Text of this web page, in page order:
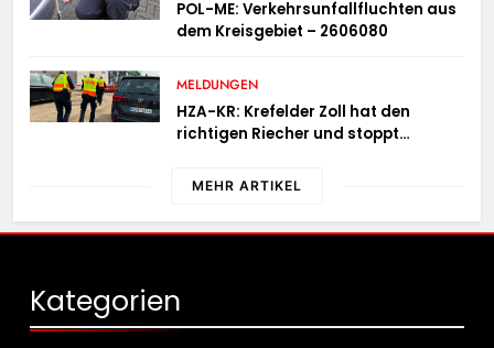
POL-ME: Verkehrsunfallfluchten aus
dem Kreisgebiet – 2606080
MELDUNGEN
HZA-KR: Krefelder Zoll hat den
richtigen Riecher und stoppt
MEHR ARTIKEL
Kategorien